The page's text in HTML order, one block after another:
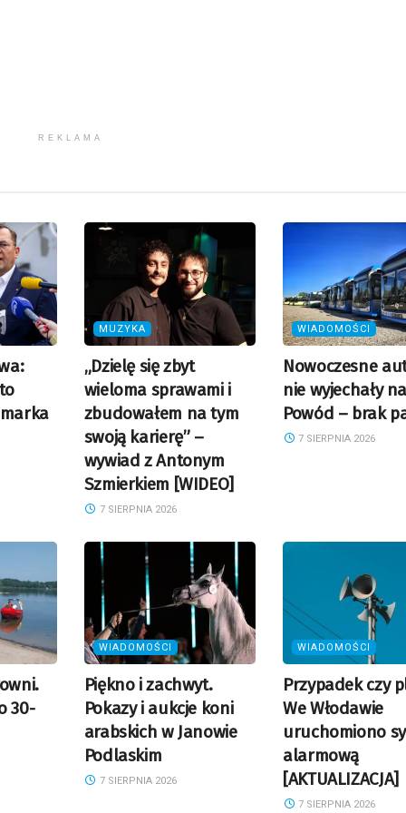
REKLAMA
MUZYKA
„Dzielę się zbyt
wieloma sprawami i
zbudowałem na tym
swoją karierę” –
wywiad z Antonym
Szmierkiem [WIDEO]
7 SIERPNIA 2026
WIADOMOŚCI
Nowoczesne
nie wyjechały
Powód – brak
7 SIERPNIA 2026
30-
WIADOMOŚCI
Piękno i zachwyt.
Pokazy i aukcje koni
arabskich w Janowie
Podlaskim
7 SIERPNIA 2026
WIADOMOŚCI
Przypadek czy
We Włodawie
uruchomiono
alarmową
[AKTUALIZACJA]
7 SIERPNIA 2026